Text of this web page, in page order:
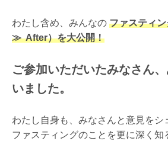
わたし含め、みんなの ファスティ
≫ After）を大公開！
ご参加いただいたみなさん
いました。
わたし自身も、みなさんと意見をシ
ファスティングのことを更に深く知